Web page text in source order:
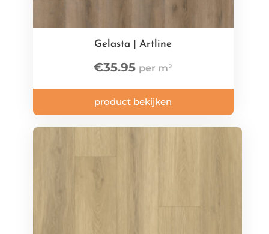
Gelasta | Artline
€35.95
product bekijken